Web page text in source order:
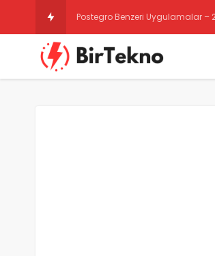
Instagram Gizli Hesap Görme 20